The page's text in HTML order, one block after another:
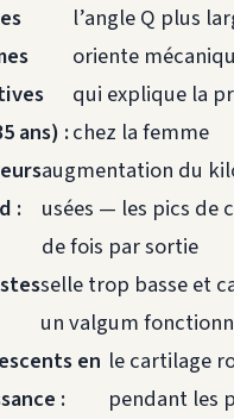
ans) :
l’angle Q plus
oriente
qui explique la
chez la femme
:
augmentation du
usées — les pics de
de fois par sortie
selle trop basse et
un valgum
en
:
le cartilage
pendant les